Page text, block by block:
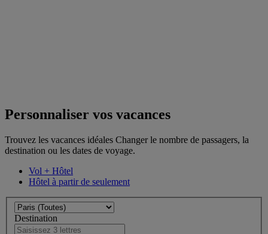
Personnaliser vos vacances
Trouvez les vacances idéales Changer le nombre de passagers, la
destination ou les dates de voyage.
Vol + Hôtel
Hôtel à partir de seulement
Destination